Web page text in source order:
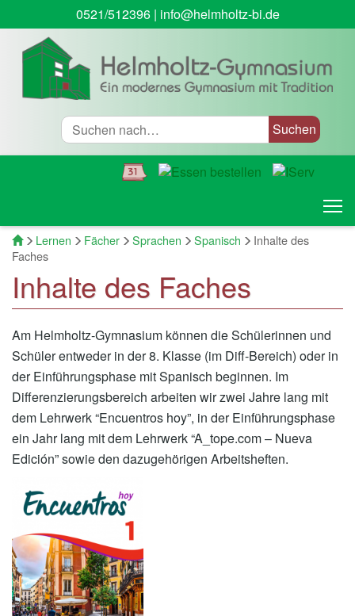
0521/512396| info@helmholtz-bi.de
Suche
Startseite
Lernen Fächer Sprachen Spanisch
Inhalte des
Faches
Inhalte des Faches
Am Helmholtz-Gymnasium können die Schülerinnen und
Schüler entweder in der 8. Klasse (im Diff-Bereich) oder in
der Einführungsphase mit Spanisch beginnen. Im
Differenzierungsbereich arbeiten wir zwei Jahre lang mit
dem Lehrwerk “Encuentros hoy”, in der Einführungsphase
ein Jahr lang mit dem Lehrwerk “A_tope.com – Nueva
Edición” sowie den dazugehörigen Arbeitsheften.